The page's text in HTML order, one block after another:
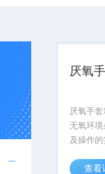
厌氧
厌氧手
无氧环
及操作
养条件
查看